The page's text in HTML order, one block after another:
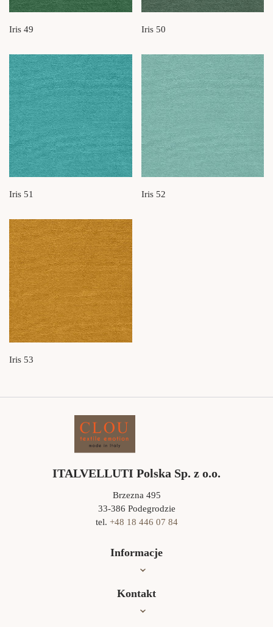
Iris 49 Iris 50
Iris 51 Iris 52
Iris 53
ITALVELLUTI Polska Sp. z o.o.
Brzezna 495
33-386 Podegrodzie
tel. +48 18 446 07 84
Informacje
Oferta
Kontakt